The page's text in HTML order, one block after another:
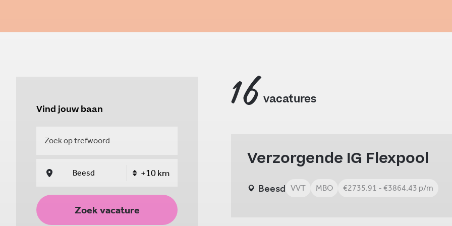
Vind jouw baan
Zoek vacature
16vacatures
Verzorgende IG Flexpool
Beesd VVT MBO €2735.91 - €3864.43 p/m